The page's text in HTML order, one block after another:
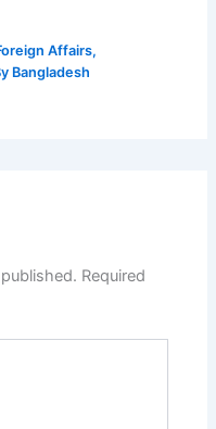
Affairs,
Bangladesh
Required